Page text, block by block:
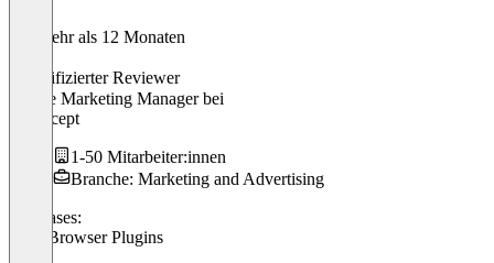
Vor mehr als 12 Monaten
Verifizierter Reviewer
Online Marketing Managerbei
JFconcept
1-50 Mitarbeiter:innen
Branche: Marketing and Advertising
Use cases:
SEO Browser Plugins